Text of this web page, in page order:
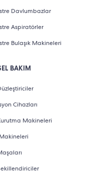
Davlumbazlar
Aspiratörler
Bulaşık Makineleri
BAKIM
Cihazları
Makineleri